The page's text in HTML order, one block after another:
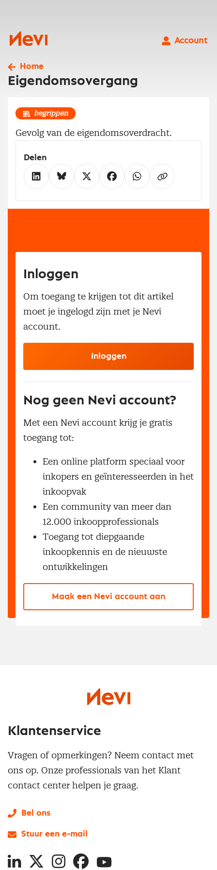
Nevi
Account
Home
Eigendomsovergang
begrippen
Gevolg van de eigendomsoverdracht.
Delen
Inloggen
Om toegang te krijgen tot dit artikel
moet je ingelogd zijn met je Nevi
account.
Inloggen
Nog geen Nevi account?
Met een Nevi account krijg je gratis
toegang tot:
Een online platform speciaal voor
inkopers en geïnteresseerden in het
inkoopvak
Een community van meer dan
12.000 inkoopprofessionals
Toegang tot diepgaande
inkoopkennis en de nieuwste
ontwikkelingen
Maak een Nevi account aan
Klantenservice
Vragen of opmerkingen? Neem contact met
ons op. Onze professionals van het Klant
contact center helpen je graag.
Bel ons
Stuur een e-mail
LinkedIn
X InstagramFacebookYouTube